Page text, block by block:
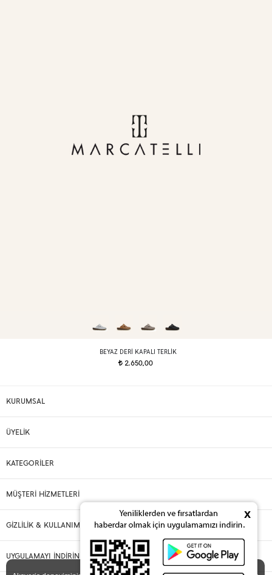
BEYAZ DERI KAPALI TERLIK
t2.650,00
KURUMSAL
ÜYELİK
KATEGORİLER
MÜŞTERİ HİZMETLERİ
GİZLİLİK & KULLANIM
UYGULAMAYI İNDİRİN
x